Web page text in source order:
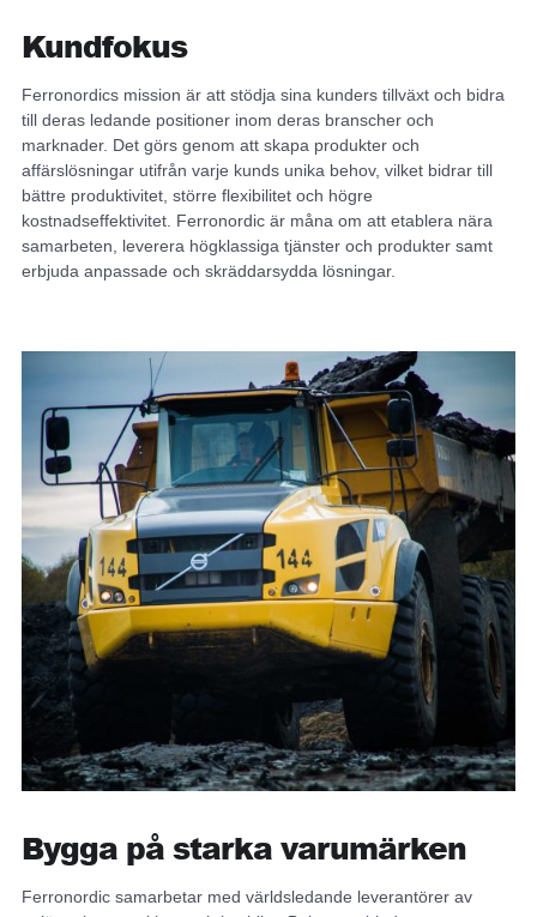
Kundfokus
Ferronordics mission är att stödja sina kunders tillväxt och bidra
till deras ledande positioner inom deras branscher och
marknader. Det görs genom att skapa produkter och
affärslösningar utifrån varje kunds unika behov, vilket bidrar till
bättre produktivitet, större flexibilitet och högre
kostnadseffektivitet. Ferronordic är måna om att etablera nära
samarbeten, leverera högklassiga tjänster och produkter samt
erbjuda anpassade och skräddarsydda lösningar.
Bygga på starka varumärken
Ferronordic samarbetar med världsledande leverantörer av